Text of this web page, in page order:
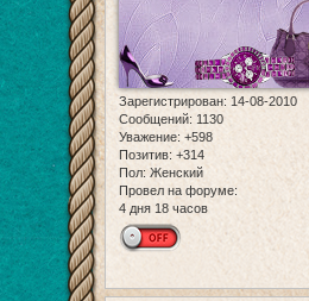
Зарегистрирован: 14-08-2010
Сообщений: 1130
Уважение: +598
Позитив: +314
Пол: Женский
Провел на форуме:
4 дня 18 часов